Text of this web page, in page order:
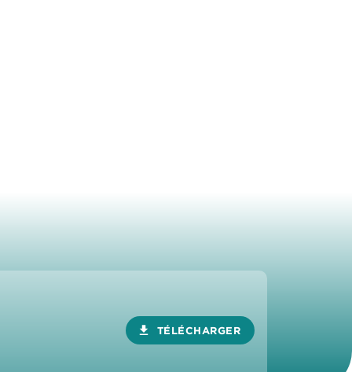
download TÉLÉCHARGER